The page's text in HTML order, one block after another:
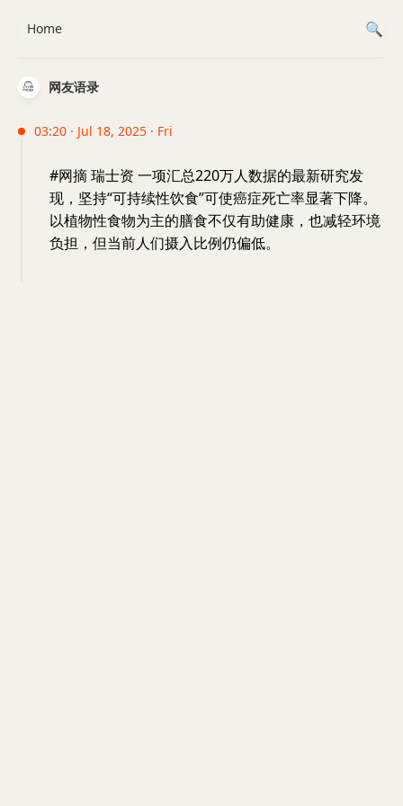
网友语录
03:20 · Jul 18, 2025 · Fri
#网摘 瑞士资 一项汇总220万人数据的最新研究发
现，坚持“可持续性饮食”可使癌症死亡率显著下降。
以植物性食物为主的膳食不仅有助健康，也减轻环境
负担，但当前人们摄入比例仍偏低。
Home